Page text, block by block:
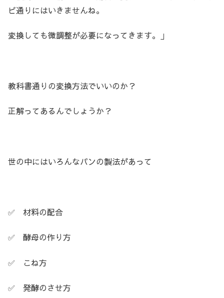
ピ通りにはいきませんね。
変換しても微調整が必要になってきます。」
教科書通りの変換方法でいいのか？
正解ってあるんでしょうか？
世の中にはいろんなパンの製法があって
✅ 材料の配合
✅ 酵母の作り方
✅ こね方
✅ 発酵のさせ方